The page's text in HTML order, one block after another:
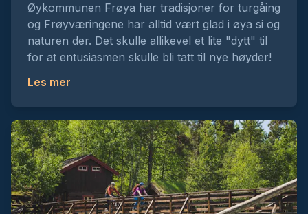
Gudbrand Go 2026
Aremark Idrettsforening
Gulltrimmen 2026
Hafslotrimmen 25/26
Hafslo Idrettslag
Hållingturer 2026/2027
Øykommunen Frøya har tradisjoner for turgåing
og Frøyværingene har alltid vært glad i øya si og
naturen der. Det skulle allikevel et lite "dytt" til
for at entusiasmen skulle bli tatt til nye høyder!
Les mer